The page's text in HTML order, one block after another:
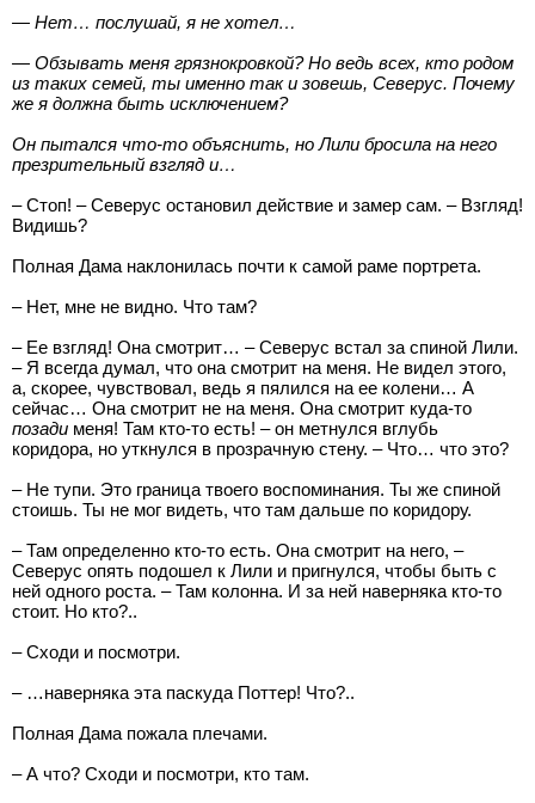
— Нет… послушай, я не хотел…
— Обзывать меня грязнокровкой? Но ведь всех, кто родом
из таких семей, ты именно так и зовешь, Северус. Почему
же я должна быть исключением?
Он пытался что-то объяснить, но Лили бросила на него
презрительный взгляд и…
– Стоп! – Северус остановил действие и замер сам. – Взгляд!
Видишь?
Полная Дама наклонилась почти к самой раме портрета.
– Нет, мне не видно. Что там?
– Ее взгляд! Она смотрит… – Северус встал за спиной Лили.
– Я всегда думал, что она смотрит на меня. Не видел этого,
а, скорее, чувствовал, ведь я пялился на ее колени… А
сейчас… Она смотрит не на меня. Она смотрит куда-то
позади меня! Там кто-то есть! – он метнулся вглубь
коридора, но уткнулся в прозрачную стену. – Что… что это?
– Не тупи. Это граница твоего воспоминания. Ты же спиной
стоишь. Ты не мог видеть, что там дальше по коридору.
– Там определенно кто-то есть. Она смотрит на него, –
Северус опять подошел к Лили и пригнулся, чтобы быть с
ней одного роста. – Там колонна. И за ней наверняка кто-то
стоит. Но кто?..
– Сходи и посмотри.
– …наверняка эта паскуда Поттер! Что?..
Полная Дама пожала плечами.
– А что? Сходи и посмотри, кто там.